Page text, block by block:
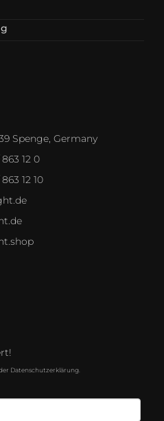
Spenge, Germany
12 0
12 10
Datenschutzerklärung.